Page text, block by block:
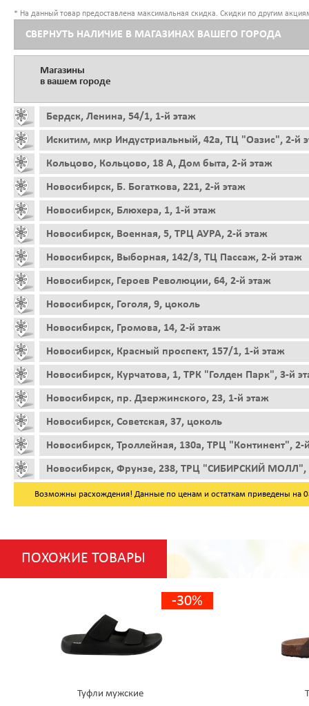
* На данный товар предоставлена максимальная скидка. Скидки по другим
СВЕРНУТЬ НАЛИЧИЕ В МАГАЗИНАХ ВАШЕГО ГОРОДА
Магазины
в вашем городе
Бердск, Ленина, 54/1, 1-й этаж
Искитим, мкр Индустриальный, 42а, ТЦ "Оазис", 2-й
Кольцово, Кольцово, 18 А, Дом быта, 2-й этаж
Новосибирск, Б. Богаткова, 221, 2-й этаж
Новосибирск, Блюхера, 1, 1-й этаж
Новосибирск, Военная, 5, ТРЦ АУРА, 2-й этаж
Новосибирск, Выборная, 142/3, ТЦ Пассаж, 2-й этаж
Новосибирск, Героев Революции, 64, 2-й этаж
Новосибирск, Гоголя, 9, цоколь
Новосибирск, Громова, 14, 2-й этаж
Новосибирск, Красный проспект, 157/1, 1-й этаж
Новосибирск, Курчатова, 1, ТРК "Голден Парк", 3-й
Новосибирск, пр. Дзержинского, 23, 1-й этаж
Новосибирск, Советская, 37, цоколь
Новосибирск, Троллейная, 130а, ТРЦ "Континент", 2-
Новосибирск, Фрунзе, 238, ТРЦ "СИБИРСКИЙ МОЛЛ",
Возможны расхождения! Данные по ценам и остаткам приведены на
ПОХОЖИЕ ТОВАРЫ
-30%
Туфли мужские